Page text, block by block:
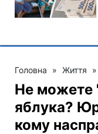
Головна » Життя »
Не можете
яблука?
кому